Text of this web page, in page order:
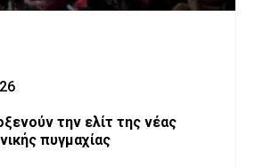
την ελίτ της νέας
πυγμαχίας